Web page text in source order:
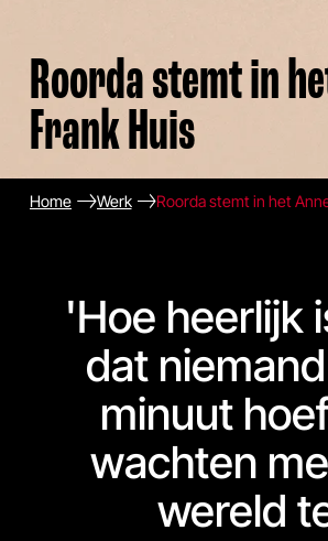
Roorda stemt in
Frank Huis
Home Werk Roorda stemt in het
'Hoe heerlijk
dat
minuut
wachten
wereld